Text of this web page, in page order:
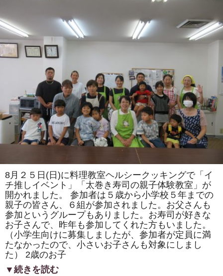
教
室
は
「モ
ミ
ジ」
ま
コ
列
車」
「カ
ム
巻
ま
す。
体
験
教
室
も
あ
り
ま
す。
は
8月２５日(日)に料理教室ヘルシークッキングで「イ
チ推しイベント」「太巻き寿司の親子体験教室」が
開かれました。 参加者は５歳から小学校５年までの
親子の皆さん、６組が参加されました。お父さんも
参加というグループもありました。お寿司が好きな
お子さんで、昨年も参加してくれた方もいました。
（小学生向けに募集しましたが、参加者が定員に満
たなかったので、小さいお子さんも対象にしまし
た） 2歳のお子
▼続きを読む